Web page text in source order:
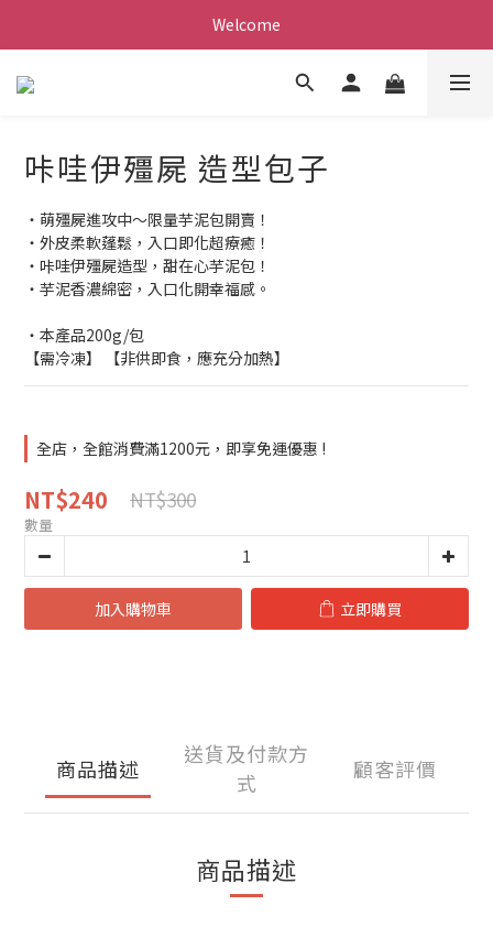
Welcome
咔哇伊殭屍 造型包子
・萌殭屍進攻中～限量芋泥包開賣！
・外皮柔軟蓬鬆，入口即化超療癒！
・咔哇伊殭屍造型，甜在心芋泥包！
・芋泥香濃綿密，入口化開幸福感。
・本產品200g/包
【需冷凍】 【非供即食，應充分加熱】
全店，全館消費滿1200元，即享免運優惠 !
NT$240 NT$300
數量
加入購物車 立即購買
商品描述
送貨及付款方
式
顧客評價
商品描述